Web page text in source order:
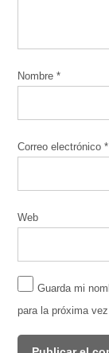
Nombre*
Correo electrónico*
Web
Guarda mi
para la próxima